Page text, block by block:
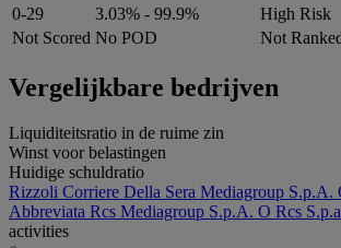
0-29
3.03% - 99.9%
High Risk
Not Scored No POD Not
Vergelijkbare bedrijven
Liquiditeitsratio in de ruime zin
Winst voor belastingen
Huidige schuldratio
Rizzoli Corriere Della Sera Mediagroup S.p.A.
Abbreviata Rcs Mediagroup S.p.A. O Rcs
activities